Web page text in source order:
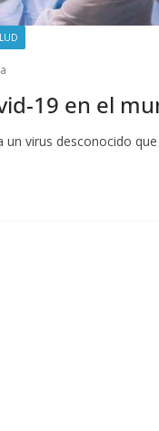
19 en el
virus desconocido